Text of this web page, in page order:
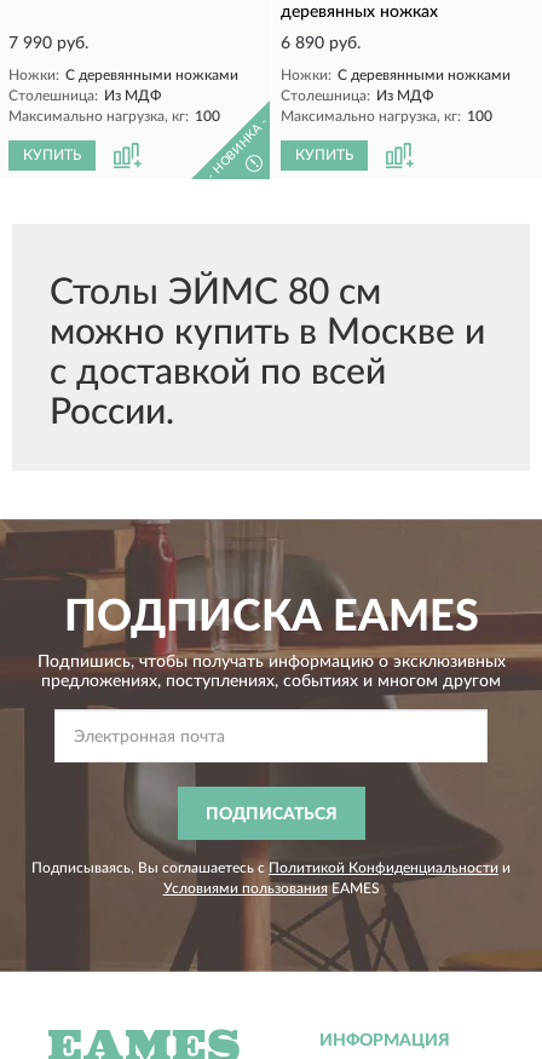
7 990 руб.
Ножки: С деревянными ножками
Столешница: Из МДФ
Максимально нагрузка, кг: 100
КУПИТЬ - НОВИНКА -
!
деревянных ножках
6 890 руб.
Ножки: С деревянными ножками
Столешница: Из МДФ
Максимально нагрузка, кг: 100
КУПИТЬ
Столы ЭЙМС 80 см
можно купить в Москве и
с доставкой по всей
России.
ПОДПИСКАEAMES
Подпишись, чтобы получать информацию о эксклюзивных
предложениях, поступлениях, событиях и многом другом
ПОДПИСАТЬСЯ
Подписываясь, Вы соглашаетесь с Политикой Конфиденциальности и
Условиями пользованияEAMES
ИНФОРМАЦИЯ